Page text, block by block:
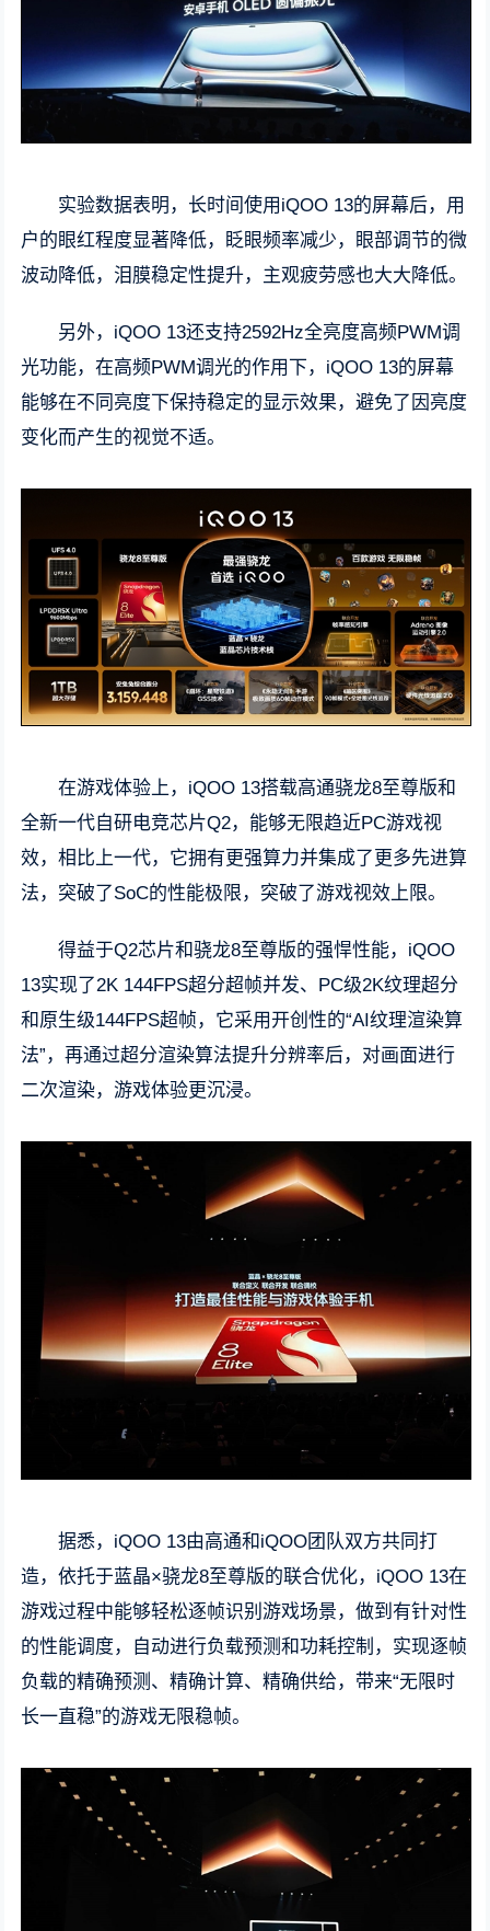
实验数据表明，长时间使用iQOO 13的屏幕后，用
户的眼红程度显著降低，眨眼频率减少，眼部调节的微
波动降低，泪膜稳定性提升，主观疲劳感也大大降低。
另外，iQOO 13还支持2592Hz全亮度高频PWM调
光功能，在高频PWM调光的作用下，iQOO 13的屏幕
能够在不同亮度下保持稳定的显示效果，避免了因亮度
变化而产生的视觉不适。
在游戏体验上，iQOO 13搭载高通骁龙8至尊版和
全新一代自研电竞芯片Q2，能够无限趋近PC游戏视
效，相比上一代，它拥有更强算力并集成了更多先进算
法，突破了SoC的性能极限，突破了游戏视效上限。
得益于Q2芯片和骁龙8至尊版的强悍性能，iQOO
13实现了2K 144FPS超分超帧并发、PC级2K纹理超分
和原生级144FPS超帧，它采用开创性的“AI纹理渲染算
法”，再通过超分渲染算法提升分辨率后，对画面进行
二次渲染，游戏体验更沉浸。
据悉，iQOO 13由高通和iQOO团队双方共同打
造，依托于蓝晶×骁龙8至尊版的联合优化，iQOO 13在
游戏过程中能够轻松逐帧识别游戏场景，做到有针对性
的性能调度，自动进行负载预测和功耗控制，实现逐帧
负载的精确预测、精确计算、精确供给，带来“无限时
长一直稳”的游戏无限稳帧。